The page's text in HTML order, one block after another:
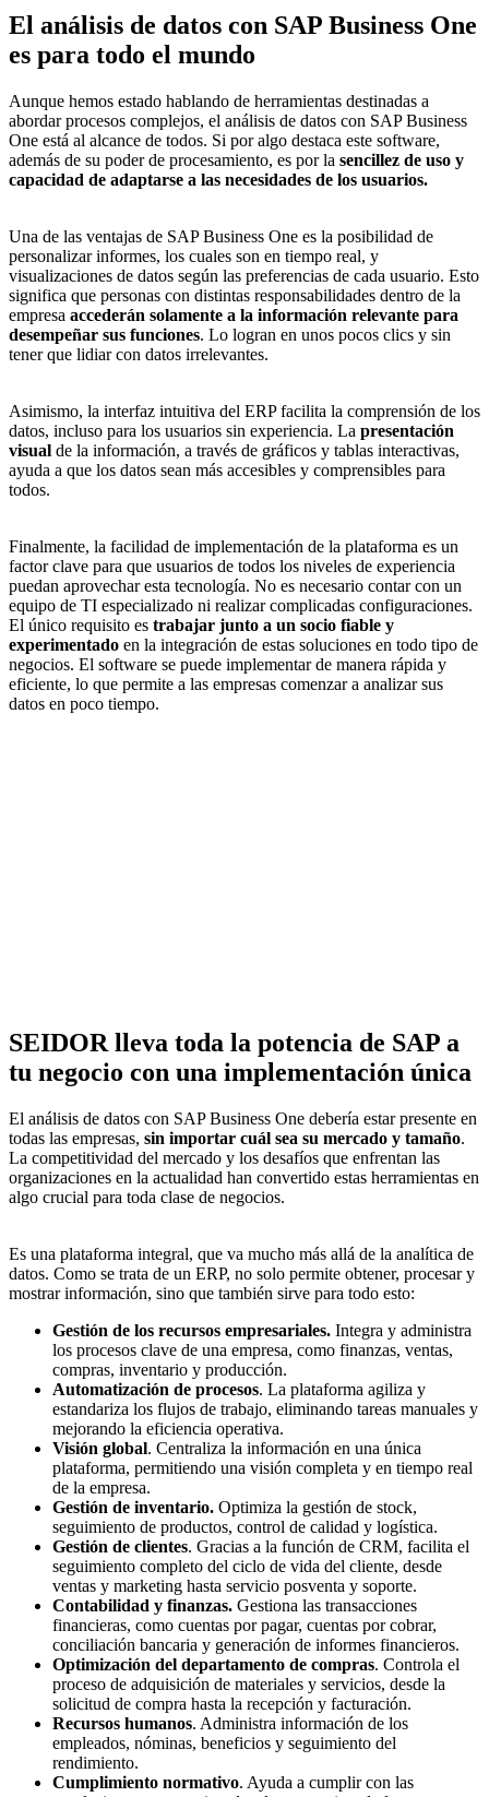
El análisis de datos con SAP Business One
es para todo el mundo
Aunque hemos estado hablando de herramientas destinadas a
abordar procesos complejos, el análisis de datos con SAP Business
One está al alcance de todos. Si por algo destaca este software,
además de su poder de procesamiento, es por la sencillez de uso y
capacidad de adaptarse a las necesidades de los usuarios.
Una de las ventajas de SAP Business One es la posibilidad de
personalizarinformes, los cuales son en tiempo real, y
visualizaciones de datos según las preferencias de cada usuario. Esto
significa que personas con distintas responsabilidades dentro de la
empresa accederán solamente a la información relevante para
desempeñar sus funciones. Lo logran en unos pocos clics y sin
tener que lidiar con datos irrelevantes.
Asimismo, la interfaz intuitiva del ERP facilita la comprensión de los
datos, incluso para los usuarios sin experiencia. La presentación
visual de la información, a través de gráficos y tablas interactivas,
ayuda a que los datos sean más accesibles y comprensibles para
todos.
Finalmente, la facilidad de implementación de la plataforma es un
factor clave para que usuarios de todos los niveles de experiencia
puedan aprovechar esta tecnología. No es necesario contar con un
equipo de TI especializado ni realizar complicadas configuraciones.
El único requisito es trabajar junto a un socio fiable y
experimentado en la integración de estas soluciones en todo tipo de
negocios. El software se puede implementar de manera rápida y
eficiente, lo que permite a las empresas comenzar a analizar sus
datos en poco tiempo.
SEIDOR lleva toda la potencia de SAP a
tu negocio con una implementación única
El análisis de datos con SAP Business One debería estar presente en
todas las empresas, sin importar cuál sea su mercado y tamaño.
La competitividad del mercado y los desafíos que enfrentan las
organizaciones en la actualidad han convertido estas herramientas en
algo crucial para toda clase de negocios.
Es una plataforma integral, que va mucho más allá de la analítica de
datos. Como se trata de un ERP, no solo permite obtener, procesar y
mostrar información, sino que también sirve para todo esto:
Gestión de los recursos empresariales. Integra y administra
los procesos clave de una empresa, como finanzas, ventas,
compras, inventario y producción.
Automatización de procesos. La plataforma agiliza y
estandariza los flujos de trabajo, eliminando tareas manuales y
mejorando la eficiencia operativa.
Visión global. Centraliza la información en una única
plataforma, permitiendo una visión completa y en tiempo real
de la empresa.
Gestión de inventario. Optimiza la gestión de stock,
seguimiento de productos, control de calidad y logística.
Gestión de clientes. Gracias a la función de CRM, facilita el
seguimiento completo del ciclo de vida del cliente, desde
ventas y marketing hasta servicio posventa y soporte.
Contabilidad y finanzas. Gestiona las transacciones
financieras, como cuentas por pagar, cuentas por cobrar,
conciliación bancaria y generación de informes financieros.
Optimización del departamento de compras. Controla el
proceso de adquisición de materiales y servicios, desde la
solicitud de compra hasta la recepción y facturación.
Recursos humanos. Administra información de los
empleados, nóminas, beneficios y seguimiento del
rendimiento.
Cumplimiento normativo. Ayuda a cumplir con las